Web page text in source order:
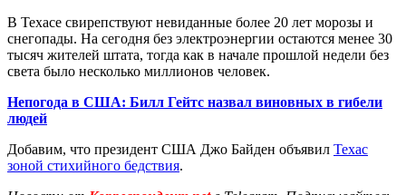
В Техасе свирепствуют невиданные более 20 лет морозы и
снегопады. На сегодня без электроэнергии остаются менее 30
тысяч жителей штата, тогда как в начале прошлой недели без
света было несколько миллионов человек.
Непогода в США: Билл Гейтс назвал виновных в гибели
людей
Добавим, что президент США Джо Байден объявил Техас
зоной стихийного бедствия.